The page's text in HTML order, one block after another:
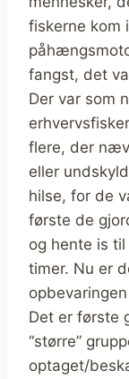
fiskerne kom
fangst, det
Der var som
flere, der
eller
hilse, for de
første de
og hente is
timer. Nu er
Det er første
“større”
optaget/